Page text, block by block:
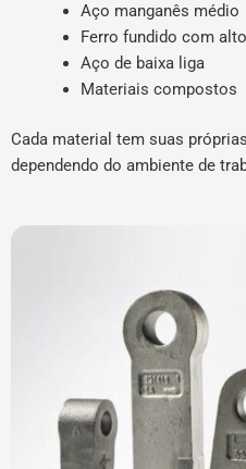
Aço manganês médio
Ferro fundido com
Aço de baixa liga
Materiais compostos
Cada material tem suas
dependendo do ambiente de